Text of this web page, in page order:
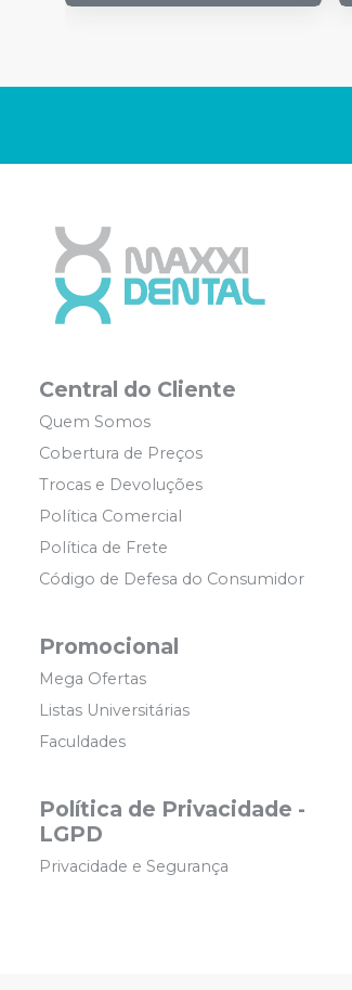
Central do Cliente
Quem Somos
Cobertura de Preços
Trocas e Devoluções
Política Comercial
Política de Frete
Código de Defesa do Consumidor
Promocional
Mega Ofertas
Listas Universitárias
Faculdades
Política de Privacidade -
LGPD
Privacidade e Segurança